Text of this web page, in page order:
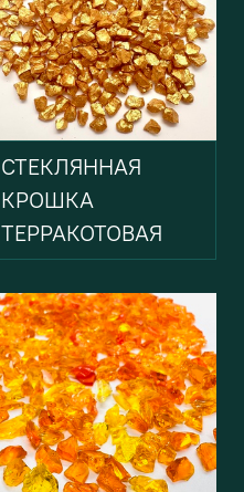
СТЕКЛЯННАЯ
КРОШКА
ТЕРРАКОТОВАЯ